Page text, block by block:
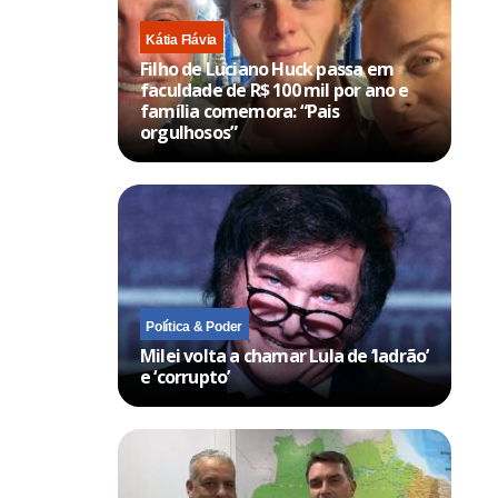
Kátia Flávia
Filho de Luciano Huck passa em
faculdade de R$ 100 mil por ano e
família comemora: “Pais
orgulhosos”
Política & Poder
Milei volta a chamar Lula de ‘ladrão’
e ‘corrupto’